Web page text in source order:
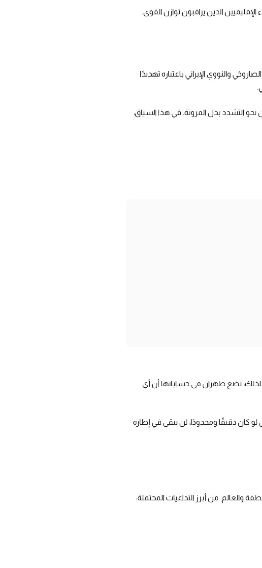
الذين يراقبون توازن القوى.
والنووي الإيراني باعتباره تهديدًا
التشدد بدل المرونة. في هذا السياق،
لذلك، تضع طهران في حساباتها أن أي
لو كان دقيقًا ومحدودًا، لن يبقى في إطاره
والعالم. من أبرز التداعيات المحتملة: